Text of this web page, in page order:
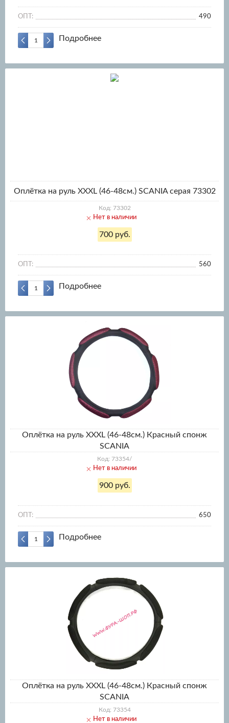
ОПТ: 490
Подробнее
Оплётка на руль XXXL (46-48см.) SCANIA серая 73302
Код: 73302
Нет в наличии
700 руб.
ОПТ: 560
Подробнее
Оплётка на руль XXXL (46-48см.) Красный спонж
SCANIA
Код: 73354/
Нет в наличии
900 руб.
ОПТ: 650
Подробнее
Оплётка на руль XXXL (46-48см.) Красный спонж
SCANIA
Код: 73354
Нет в наличии